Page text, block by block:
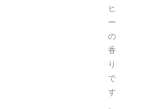
ヒ
ー
の
香
り
で
す
。